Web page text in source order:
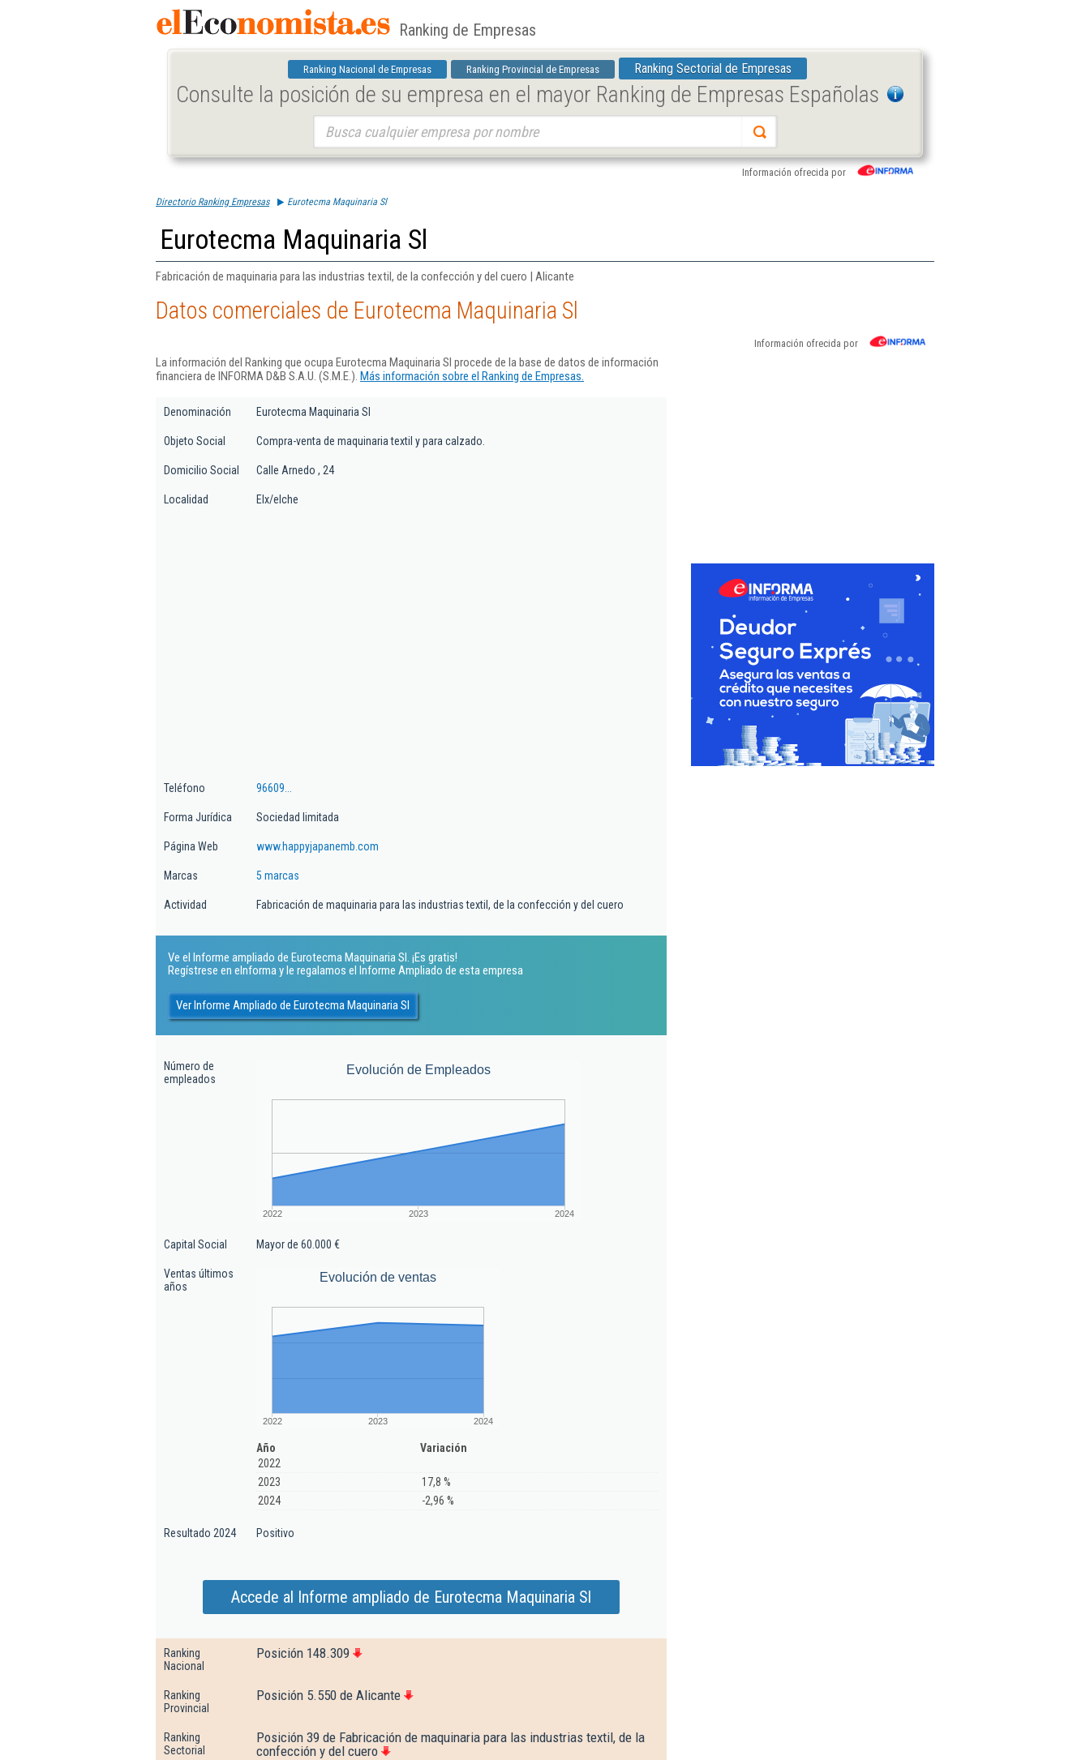
Ranking de Empresas
Ranking Nacional de Empresas Ranking Provincial de Empresas Ranking Sectorial de Empresas
Consulte la posición de su empresa en el mayor Ranking de Empresas Españolas
Información ofrecida por
Directorio Ranking Empresas Eurotecma Maquinaria Sl
Eurotecma Maquinaria Sl
Fabricación de maquinaria para las industrias textil, de la confección y del cuero | Alicante
Datos comerciales de Eurotecma Maquinaria Sl
Información ofrecida por
La información del Ranking que ocupa Eurotecma Maquinaria Sl procede de la base de datos de información
financiera de INFORMA D&B S.A.U. (S.M.E.). Más información sobre el Ranking de Empresas.
Denominación Eurotecma Maquinaria Sl
Objeto Social Compra-venta de maquinaria textil y para calzado.
Domicilio Social Calle Arnedo , 24
Localidad Elx/elche
Teléfono 96609...
Forma Jurídica Sociedad limitada
Página Web www.happyjapanemb.com
Marcas 5 marcas
Actividad Fabricación de maquinaria para las industrias textil, de la confección y del cuero
Ve el Informe ampliado de Eurotecma Maquinaria Sl. ¡Es gratis!
Regístrese en eInforma y le regalamos el Informe Ampliado de esta empresa
Ver Informe Ampliado de Eurotecma Maquinaria Sl
Número de
empleados
Evolución de Empleados
2022 2023 2024
Capital Social Mayor de 60.000 €
Ventas últimos
años
Evolución de ventas
2022 2023 2024
Año
Variación
2022
2023
17,8 %
2024
-2,96 %
Resultado 2024 Positivo
Accede al Informe ampliado de Eurotecma Maquinaria Sl
Ranking
Nacional
Posición 148.309
Ranking
Provincial
Posición 5.550 de Alicante
Ranking
Sectorial
Posición 39 de Fabricación de maquinaria para las industrias textil, de la
confección y del cuero